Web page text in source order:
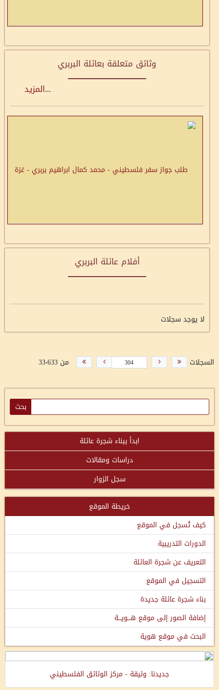
وثائق متعلقة بعائلة البربري
...المزيد
أفلام عائلة البربري
لا يوجد سجلات
السجلات من 33٬633
ابدأ ببناء شجرة عائلة
دراسات ومقالات
سجل الزوار
خريطة الموقع
كيف تُسجل في الموقع
الدورات التدريبية
التعريف عن شجرة العائلة
التسجيل في الموقع
بناء شجرة عائلة جديدة
إضافة الصور إلى موقع هـــويـــة
البحث في موقع هوية
جديدنا: وثيقة - مركز الوثائق الفلسطيني